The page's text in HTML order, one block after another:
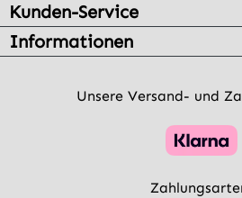
Kunden-Service
Informationen
Unsere Versand- und